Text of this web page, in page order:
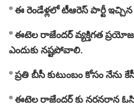
* ఈ రెండేళ్లలో టీఆరెస్ పార్టీ
* ఈటెల రాజేందర్ వ్యక్తిగత
ఎందుకు నష్టపోవాలి.
* ప్రతి బీసీ కుటుంబం కోసం నేను
* ఈటెల రాజేందర్ కు నరనరాన